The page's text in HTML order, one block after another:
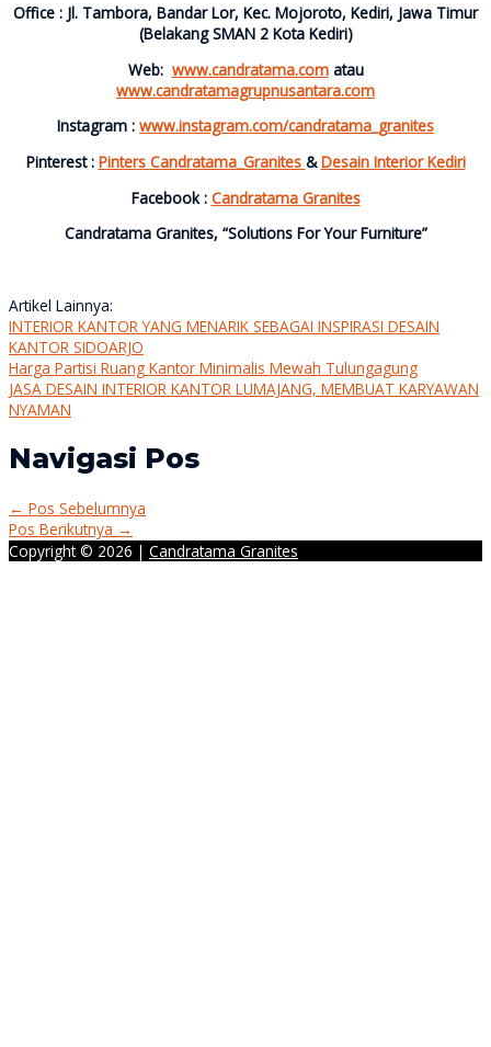
Office : Jl. Tambora, Bandar Lor, Kec. Mojoroto, Kediri, Jawa Timur
(Belakang SMAN 2 Kota Kediri)
Web: www.candratama.com atau
www.candratamagrupnusantara.com
Instagram : www.instagram.com/candratama_granites
Pinterest : Pinters Candratama_Granites &Desain Interior Kediri
Facebook : Candratama Granites
Candratama Granites, “Solutions For Your Furniture”
Artikel Lainnya:
INTERIOR KANTOR YANG MENARIK SEBAGAI INSPIRASI DESAIN
KANTOR SIDOARJO
Harga Partisi Ruang Kantor Minimalis Mewah Tulungagung
JASA DESAIN INTERIOR KANTOR LUMAJANG, MEMBUAT KARYAWAN
NYAMAN
Navigasi Pos
← Pos Sebelumnya
Pos Berikutnya →
Copyright © 2026 | Candratama Granites